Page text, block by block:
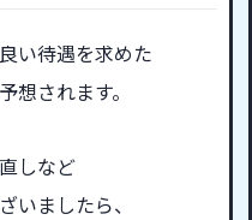
い待遇を求めた
想されます。
しなど
いましたら、